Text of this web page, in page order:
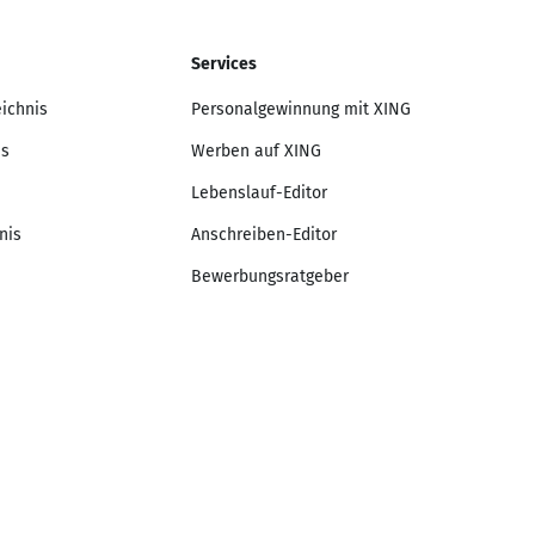
Services
Personalgewinnung mit XING
Werben auf XING
Lebenslauf-Editor
Anschreiben-Editor
Bewerbungsratgeber